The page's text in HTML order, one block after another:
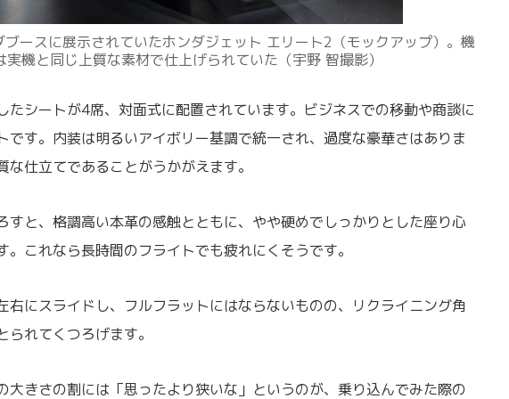
ースに展示されていたホンダジェット エリート2（モックアップ）。機
実機と同じ上質な素材で仕上げられていた（宇野 智撮影）
たシートが4席、対面式に配置されています。ビジネスでの移動や商談に
です。内装は明るいアイボリー基調で統一され、過度な豪華さはありま
な仕立てであることがうかがえます。
すと、格調高い本革の感触とともに、やや硬めでしっかりとした座り心
。これなら長時間のフライトでも疲れにくそうです。
右にスライドし、フルフラットにはならないものの、リクライニング角
れてくつろげます。
大きさの割には「思ったより狭いな」というのが、乗り込んでみた際の